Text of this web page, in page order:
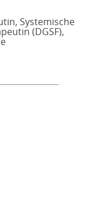
Systemische
(DGSF),